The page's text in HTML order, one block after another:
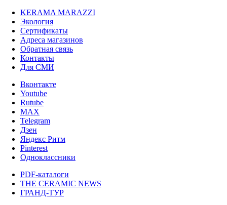
KERAMA MARAZZI
Экология
Сертификаты
Адреса магазинов
Обратная связь
Контакты
Для СМИ
Вконтакте
Youtube
Rutube
MAX
Telegram
Дзен
Яндекс Ритм
Pinterest
Одноклассники
PDF-каталоги
THE CERAMIC NEWS
ГРАНД-ТУР